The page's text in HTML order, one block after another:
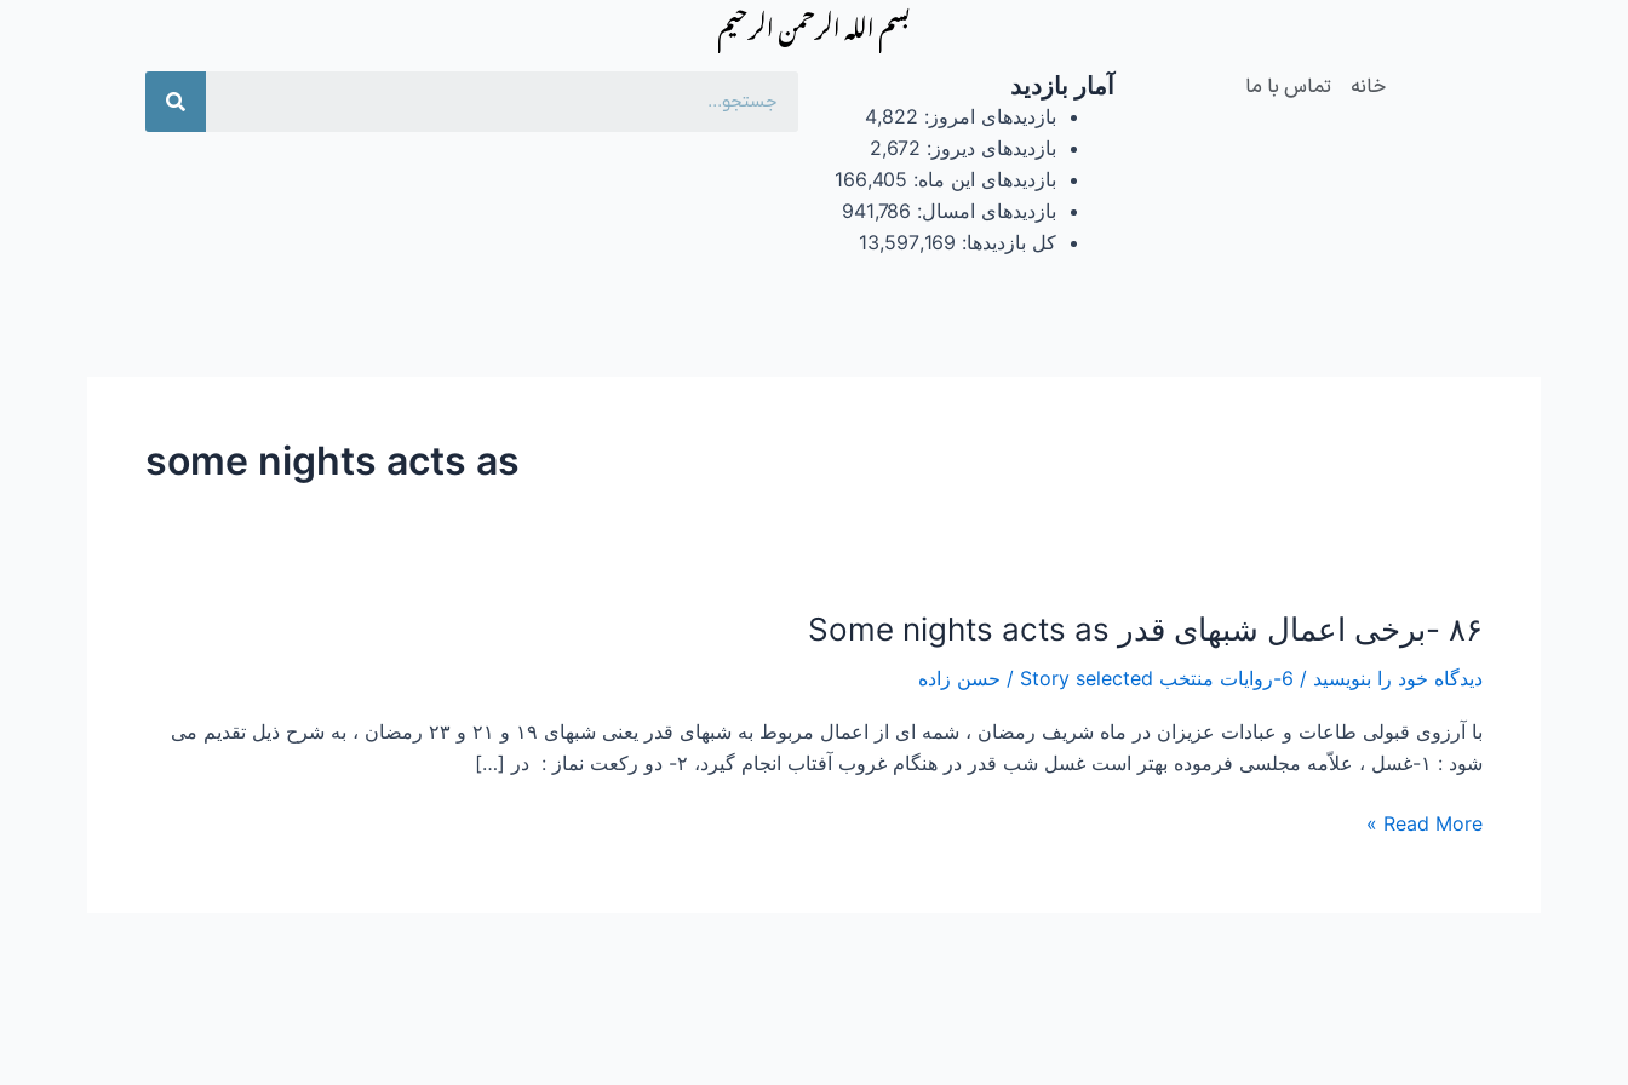
بسم الله الرحمن الرحیم
خانه تماس با ما آمار بازدید
بازدیدهای امروز: 4,822
بازدیدهای دیروز: 2,672
بازدیدهای این ماه: 166,405
بازدیدهای امسال: 941,786
کل بازدیدها: 13,597,169
جستجو
some nights acts as
۸۶ -برخی اعمال شبهای قدر Some nights acts as
دیدگاه‌ خود را بنویسید / 6-روایات منتخب Story selected / حسن زاده
با آرزوی قبولی طاعات و عبادات عزیزان در ماه شریف رمضان ، شمه ای از اعمال مربوط به شبهای قدر یعنی شبهای ۱۹ و ۲۱ و ۲۳ رمضان ، به شرح ذیل تقدیم می
شود : ۱-غسل ، علاّمه مجلسى فرموده‏ بهتر است غسل شب قدر در هنگام غروب آفتاب انجام گيرد، ۲- دو رکعت نماز : در […]
۸۶
اعمال
شبهای
قدر
Some
nights
Read More »